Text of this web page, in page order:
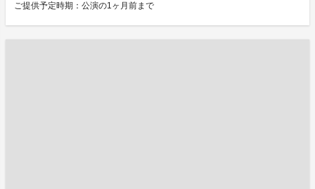
ご提供予定時期：公演の1ヶ月前まで